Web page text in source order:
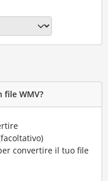
WMV?
convertire il tuo file